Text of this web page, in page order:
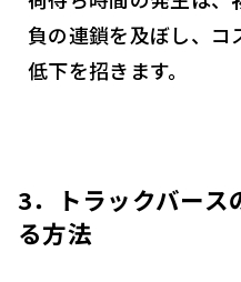
負の連鎖を及ぼし、コ
低下を招きます。
3．トラックバース
る方法